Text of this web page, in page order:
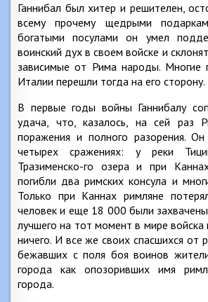
Ганнибал был хитер и решителен,
всему прочему щедрыми
богатыми посулами он умел
воинский дух в своем войске и
зависимые от Рима народы. Многие
Италии перешли тогда на его сторону.
В первые годы войны Ганнибалу
удача, что, казалось, на сей раз
поражения и полного разорения.
четырех сражениях: у реки
Тразименско-го озера и при
погибли два римских консула и
Только при Каннах римляне
человек и еще 18 000 были
лучшего на тот момент в мире войска
ничего. И все же своих спасшихся от
бежавших с поля боя воинов
города как опозоривших имя
города.